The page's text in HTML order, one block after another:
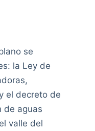
se
la Ley de
el decreto de
de aguas
valle del